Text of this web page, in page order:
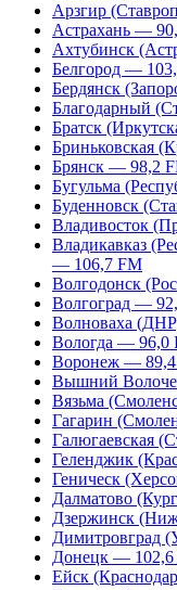
Арзгир
Астрахань —
Ахтубинск
Белгород —
Бердянск
Благодарный
Братск
Бриньковская
Брянск — 98,2
Бугульма
Буденновск
Владивосток
Владикавказ
— 106,7 FM
Волгодонск
Волгоград —
Волноваха
Вологда — 96,0
Воронеж —
Вышний
Вязьма
Гагарин
Галюгаевская
Геленджик
Геническ
Далматово
Дзержинск
Димитровград
Донецк — 102,6
Ейск